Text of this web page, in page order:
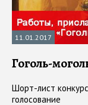
11.01.2017
Гоголь-
Шорт-лист
голосование